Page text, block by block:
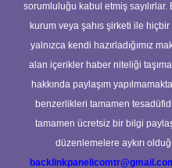
sorumluluğu kabul etmiş
kurum veya şahıs şirketi ile
yalnızca kendi hazırladığımız
alan içerikler haber niteliği
hakkında paylaşım
benzerlikleri tamamen
tamamen ücretsiz bir bilgi
düzenlemelere aykırı